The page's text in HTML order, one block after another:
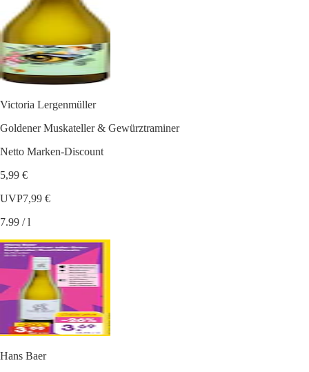
Victoria Lergenmüller
Goldener Muskateller & Gewürztraminer
Netto Marken-Discount
5,99 €
UVP7,99 €
7.99 / l
Hans Baer